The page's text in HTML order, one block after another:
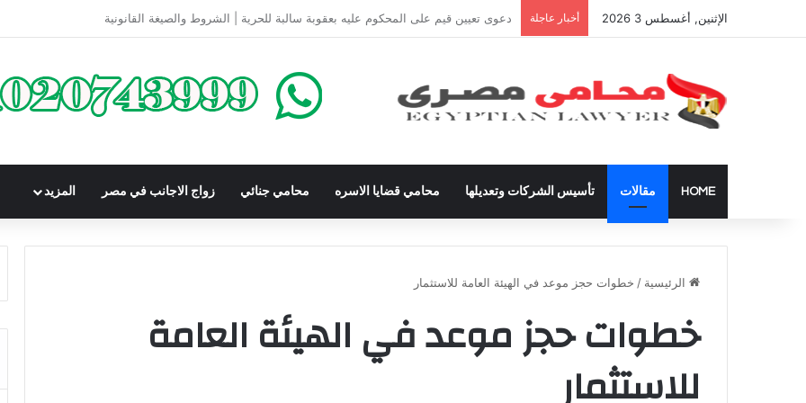
الإثنين, أغسطس 3 2026 أخبار عاجلة شراء العقارات داخل الكومباوندات تحت الإنشاء | أهم البنود التي تحمي المشتري في القانون المصري
HOME مقالات تأسيس الشركات وتعديلها محامي قضايا الاسره محامي جنائي زواج الاجانب في مصر المزيد
الرئيسية / خطوات حجز موعد في الهيئة العامة للاستثمار
خطوات حجز موعد في الهيئة العامة
للاستثمار